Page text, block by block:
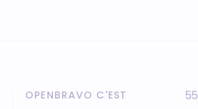
OPENBRAVO C'EST
55